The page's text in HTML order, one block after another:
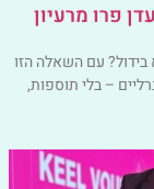
פרו מרעיון
עם השאלה הזו